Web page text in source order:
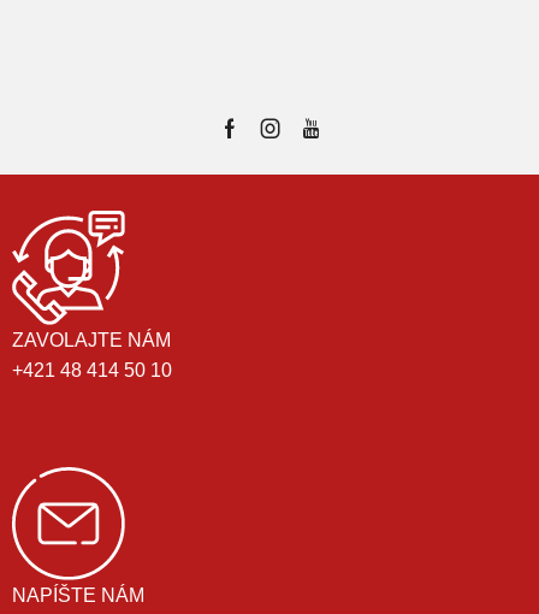
ZAVOLAJTE NÁM
+421 48 414 50 10
NAPÍŠTE NÁM